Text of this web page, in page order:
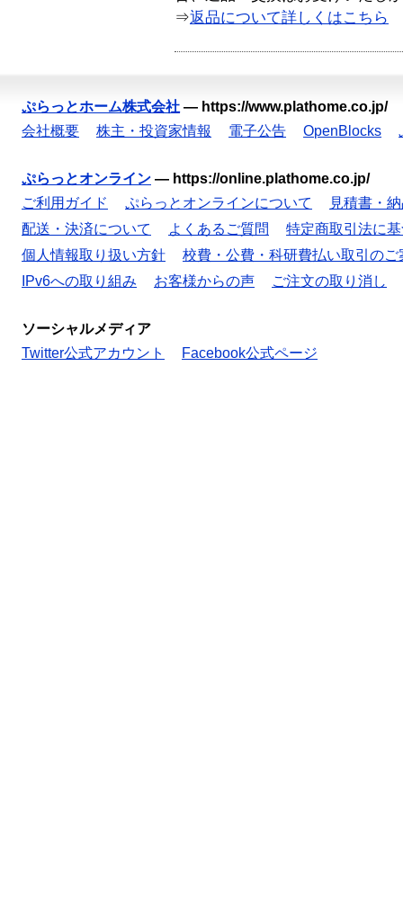
⇒返品について詳しくはこちら
ぷらっとホーム株式会社 — https://www.plathome.co.jp/
会社概要
株主・投資家情報 電子公告 OpenBlocks
ぷらっとオンライン — https://online.plathome.co.jp/
ご利用ガイド
ぷらっとオンラインについて
見積書・
配送・決済について
よくあるご質問
特定商取引法に
個人情報取り扱い方針
校費・公費・科研費払い取引のご
IPv6への取り組み
お客様からの声 ご注文の取り消し
ソーシャルメディア
Twitter公式アカウント
Facebook公式ページ